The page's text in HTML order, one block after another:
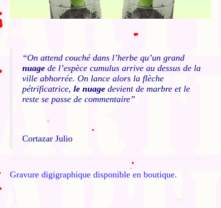
“On attend couché dans l’herbe qu’un grand
nuage de l’espèce cumulus arrive au dessus de la
ville abhorrée. On lance alors la flèche
pétrificatrice, le nuage devient de marbre et le
reste se passe de commentaire”
Cortazar Julio
Gravure digigraphique disponible en boutique.